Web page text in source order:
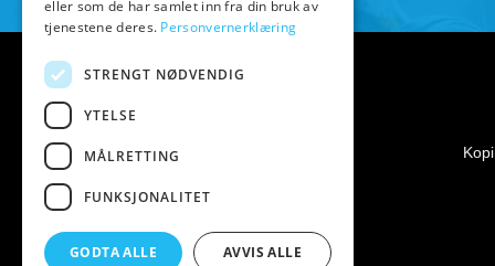
eller som de har samlet inn fra din bruk av
tjenestene deres. Personvernerklæring
STRENGT NØDVENDIG
YTELSE
MÅLRETTING
FUNKSJONALITET
GODTA ALLE AVVIS ALLE